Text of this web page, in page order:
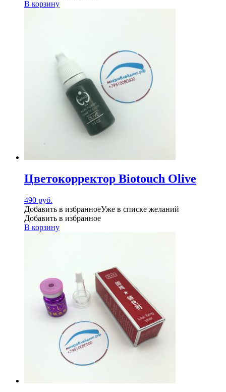
В корзину
Цветокорректор Biotouch Olive
490 руб.
Добавить в избранноеУже в списке желаний
Добавить в избранное
В корзину